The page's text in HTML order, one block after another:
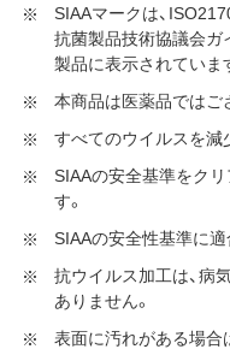
SIAAマークは、
抗菌製品技術協議会ガ
製品に表示されていま
本商品は医薬品ではご
すべてのウイルスを減
SIAAの安全基準をク
す。
SIAAの安全性基準に適
抗ウイルス加工は、病
ありません。
表面に汚れがある場合